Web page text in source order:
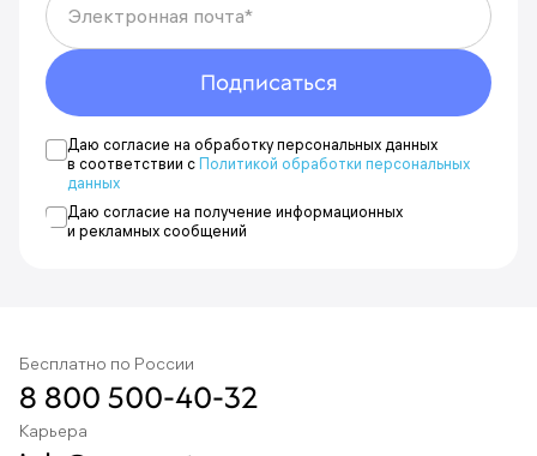
Электронная почта*
Подписаться
Даю согласие на обработку персональных данных
в соответствии с Политикой обработки персональных
данных
Даю согласие на получение информационных
и рекламных сообщений
Вы подписаны на новости
Новости будут приходить на адрес {{email}}.
Отменить подписку можно в любой момент.
Указать другой адрес
Бесплатно по России
8 800 500-40-32
Карьера